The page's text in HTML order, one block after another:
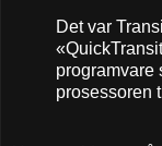
Det var
programvare
prosessoren